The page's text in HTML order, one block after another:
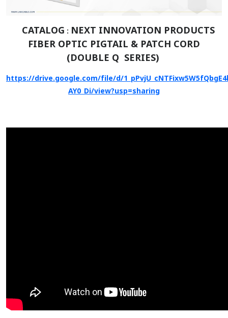
CATALOG : NEXT INNOVATION PRODUCTS
FIBER OPTIC PIGTAIL & PATCH CORD
(DOUBLE Q SERIES)
https://drive.google.com/file/d/
AY0_Di/view?usp=sharing